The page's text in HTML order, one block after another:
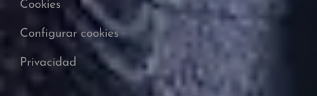
Cookies
Configurar cookies
Privacidad